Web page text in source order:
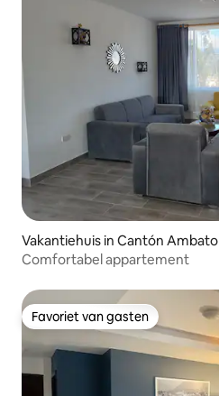
Vakantiehuis in Cantón Ambato
Comfortabel appartement
Favoriet van gasten
Favoriet van gasten